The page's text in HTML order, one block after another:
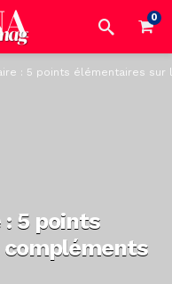
0
: 5 points élémentaires
: 5 points